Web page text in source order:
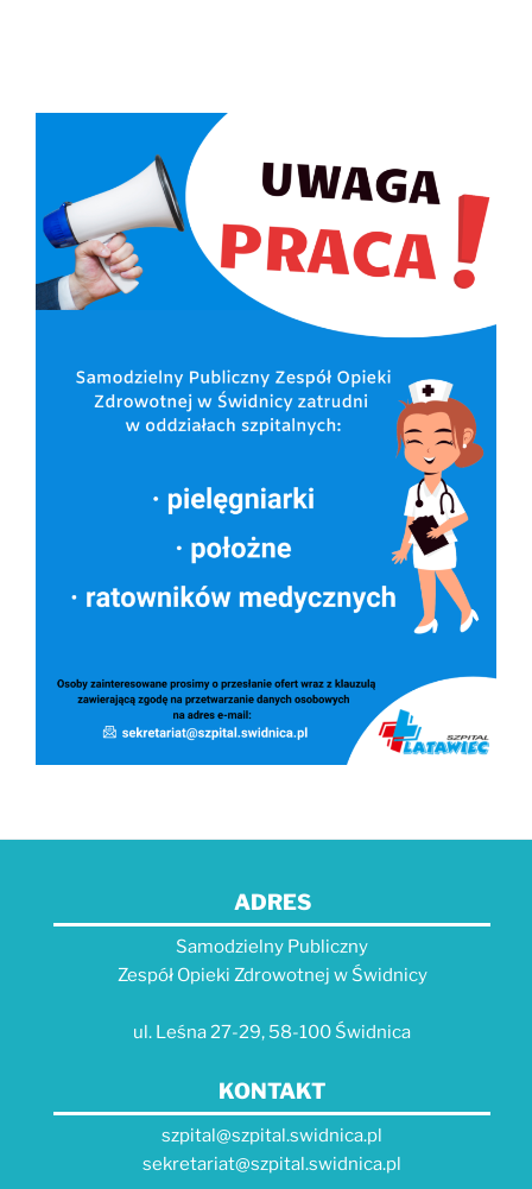
ADRES
Samodzielny Publiczny
Zespół Opieki Zdrowotnej w Świdnicy
ul. Leśna 27-29, 58-100 Świdnica
KONTAKT
szpital@szpital.swidnica.pl
sekretariat@szpital.swidnica.pl